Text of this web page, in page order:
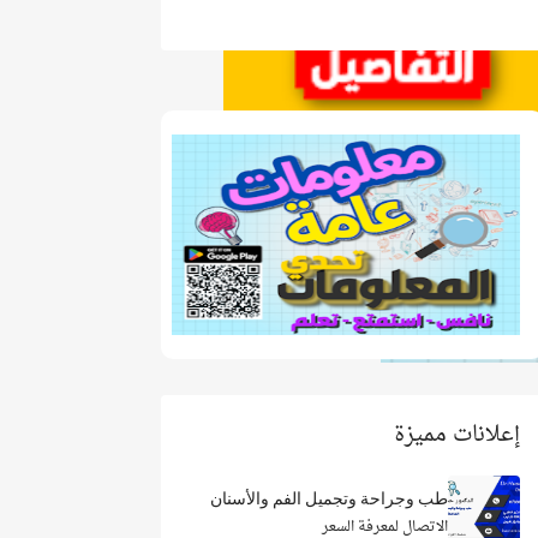
إعلانات مميزة
طب وجراحة وتجميل الفم والأسنان
الاتصال لمعرفة السعر